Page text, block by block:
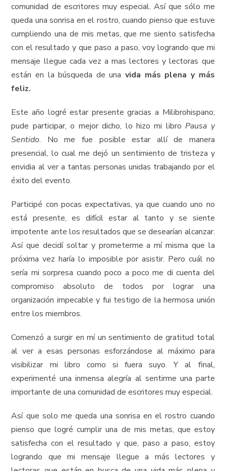
comunidad de escritores muy especial. Así que sólo me
queda una sonrisa en el rostro, cuando pienso que estuve
cumpliendo una de mis metas, que me siento satisfecha
con el resultado y que paso a paso, voy logrando que mi
mensaje llegue cada vez a mas lectores y lectoras que
están en la búsqueda de unavida más plena y más
feliz.
Este año logré estar presente gracias a Milibrohispano;
pude participar, o mejor dicho, lo hizo mi libroPausa y
Sentido. No me fue posible estar allí de manera
presencial, lo cual me dejó un sentimiento de tristeza y
envidia al ver a tantas personas unidas trabajando por el
éxito del evento.
Participé con pocas expectativas, ya que cuando uno no
está presente, es difícil estar al tanto y se siente
impotente ante los resultados que se desearían alcanzar.
Así que decidí soltar y prometerme a mí misma que la
próxima vez haría lo imposible por asistir. Pero cuál no
sería mi sorpresa cuando poco a poco me di cuenta del
compromiso absoluto de todos por lograr una
organización impecable y fui testigo de la hermosa unión
entre los miembros.
Comenzó a surgir en mí un sentimiento de gratitud total
al ver a esas personas esforzándose al máximo para
visibilizar mi libro como si fuera suyo. Y al final,
experimenté una inmensa alegría al sentirme una parte
importante de una comunidad de escritores muy especial.
Así que solo me queda una sonrisa en el rostro cuando
pienso que logré cumplir una de mis metas, que estoy
satisfecha con el resultado y que, paso a paso, estoy
logrando que mi mensaje llegue a más lectores y